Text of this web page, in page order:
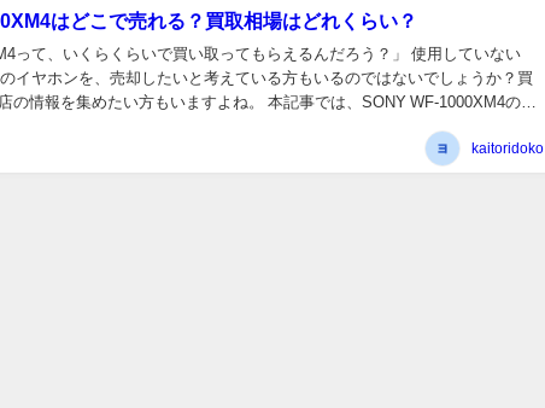
はどこで売れる？買取相場はどれくらい？
て、いくらくらいで買い取ってもらえるんだろう？」 使用していない
イヤホンを、売却したいと考えている方もいるのではないでしょうか？買
たい方もいますよね。 本記事では、SONY WF-1000XM4の買
kaitoridoko